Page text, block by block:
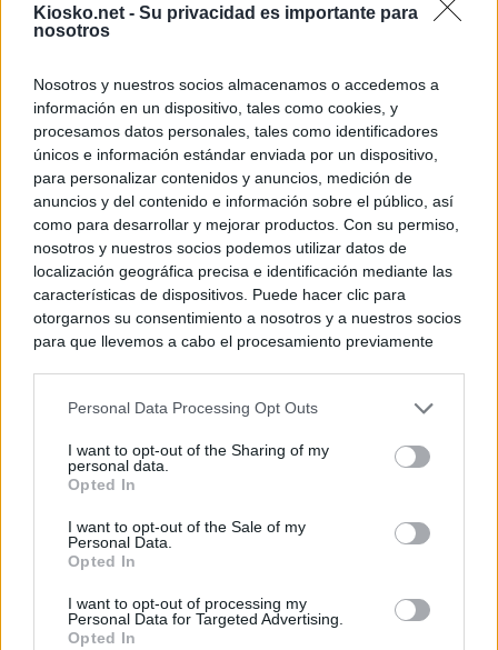
Kiosko.net - Su privacidad es importante para
nosotros
Nosotros y nuestros socios almacenamos o accedemos a
información en un dispositivo, tales como cookies, y
procesamos datos personales, tales como identificadores
únicos e información estándar enviada por un dispositivo,
para personalizar contenidos y anuncios, medición de
anuncios y del contenido e información sobre el público, así
como para desarrollar y mejorar productos. Con su permiso,
nosotros y nuestros socios podemos utilizar datos de
localización geográfica precisa e identificación mediante las
características de dispositivos. Puede hacer clic para
otorgarnos su consentimiento a nosotros y a nuestros socios
para que llevemos a cabo el procesamiento previamente
negar su consentimiento. Tenga en cuenta que algún
de su consentimiento, pero usted tiene el derecho de
rechazar tal procesamiento. Sus preferencias se aplicarán
cualquier momento entrando de nuevo en este sitio web o
visitando nuestra política de privacidad.
Personal Data Processing Opt Outs
I want to opt-out of the Sharing of my
personal data.
Opted In
I want to opt-out of the Sale of my
Personal Data.
Opted In
I want to opt-out of processing my
Personal Data for Targeted Advertising.
Opted In